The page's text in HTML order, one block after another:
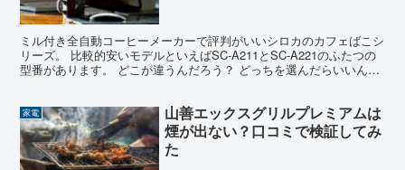
ミル付き全自動コーヒーメーカーで評判がいいシロカのカフェばこシ
リーズ。 比較的安いモデルといえばSC-A211とSC-A221のふたつの
型番があります。 どこが違うんだろう？ どっちを選んだらいいんだ
家電
山善エックスグリルプレミアムは
煙が出ない？口コミで検証してみ
た